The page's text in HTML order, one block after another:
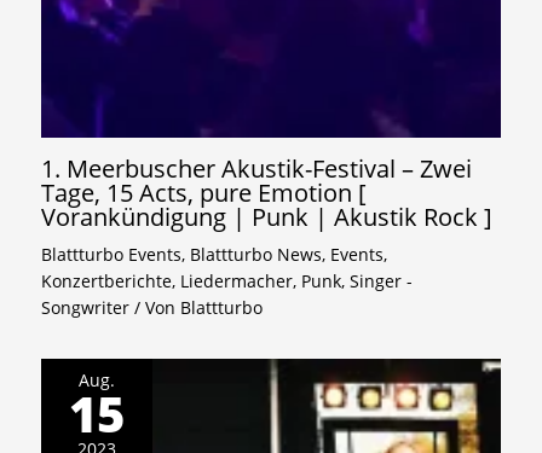
1. Meerbuscher Akustik-Festival – Zwei
Tage, 15 Acts, pure Emotion [
Vorankündigung | Punk | Akustik Rock ]
Blattturbo Events, Blattturbo News, Events,
Konzertberichte, Liedermacher, Punk,Singer -
Songwriter / Von Blattturbo
Aug.
15